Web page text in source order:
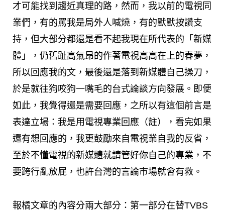
才可能找到趨近真理的路，然而，我以前的電視同
業們，有的罵我是局外人喊燒，有的默默按讚支
持，但大部分都還是看不起我現在所代表的「新媒
體」，仍舊趾高氣昂的作著電視高高在上的春夢，
所以回應我的文，最後還是落到新媒體自己操刀，
於是就往狗咬狗一嘴毛的台式論談方向發展。即便
如此，我覺得還是需要回應，之所以有這個前言是
表達立場：我是用電視專業回應（註），看完如果
還有想回應的，我更鼓勵來自電視業自我的反省，
至於不懂電視的新媒體就請管好你自己的專業，不
要跨行亂放屁，也許台灣的言論市場就會有救。
報橘文章的內容分兩大部分：第一部分在替TVBS